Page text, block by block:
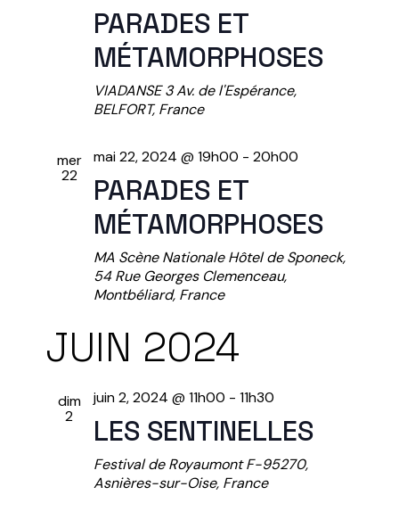
E
R
C
E
E
A
V
E
V
PARADES ET
MÉTAMORPHOSES
VIADANSE3 Av. de l'Espérance,
BELFORT, France
mer
22
mai 22, 2024 @ 19h00 - 20h00
PARADES ET
MÉTAMORPHOSES
MA Scène NationaleHôtel de Sponeck,
54 Rue Georges Clemenceau,
Montbéliard, France
JUIN 2024
dim
2
juin 2, 2024 @ 11h00 - 11h30
LES SENTINELLES
Festival de RoyaumontF-95270,
Asnières-sur-Oise, France